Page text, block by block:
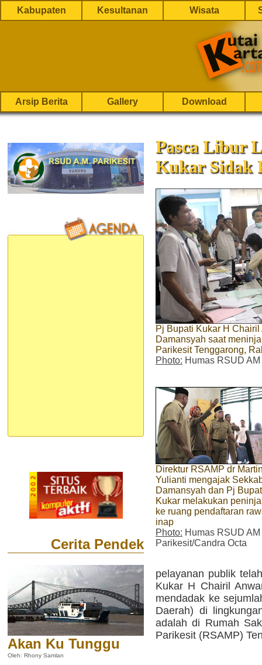
Kabupaten Kesultanan Wisata
Arsip Berita Gallery Download
Cerita Pendek
Akan Ku Tunggu
Oleh: Rhony Samlan
Pasca Libur
Kukar Sidak
Pj Bupati Kukar H
Damansyah saat
Parikesit Tenggarong,
Photo: Humas RSUD
Direktur RSAMP dr
Yulianti mengajak
Damansyah dan Pj
Kukar melakukan
ke ruang pendaftaran
inap
Photo: Humas RSUD AM
Parikesit/Candra Octa
pelayanan publik
Kukar H Chairil
mendadak ke
Daerah) di
adalah di Rumah
Parikesit (RSAMP)